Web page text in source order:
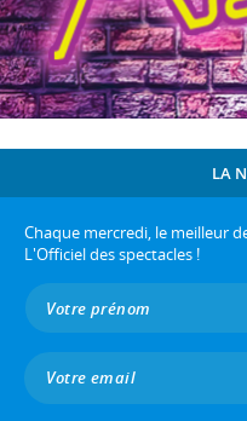
LA
Chaque mercredi, le meilleur
L'Officiel des spectacles !